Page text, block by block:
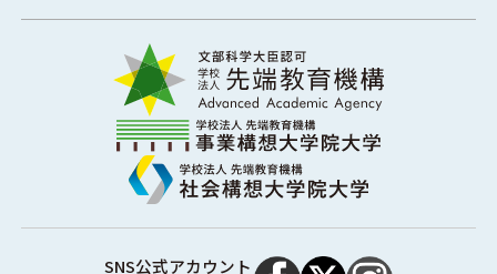
SNS公式アカウント